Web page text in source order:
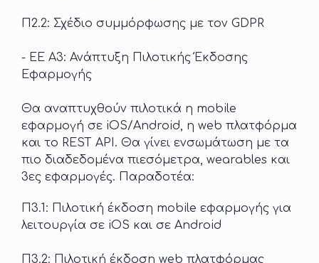
Π2.2: Σχέδιο συμμόρφωσης με τον GDPR
- ΕΕ Α3: Ανάπτυξη Πιλοτικής Έκδοσης
Εφαρμογής
Θα αναπτυχθούν πιλοτικά η mobile
εφαρμογή σε iOS/Android, η web πλατφόρμα
και το REST API. Θα γίνει ενσωμάτωση με τα
πιο διαδεδομένα πιεσόμετρα, wearables και
3ες εφαρμογές. Παραδοτέα:
Π3.1: Πιλοτική έκδοση mobile εφαρμογής για
λειτουργία σε iOS και σε Android
Π3.2: Πιλοτική έκδοση web πλατφόρμας